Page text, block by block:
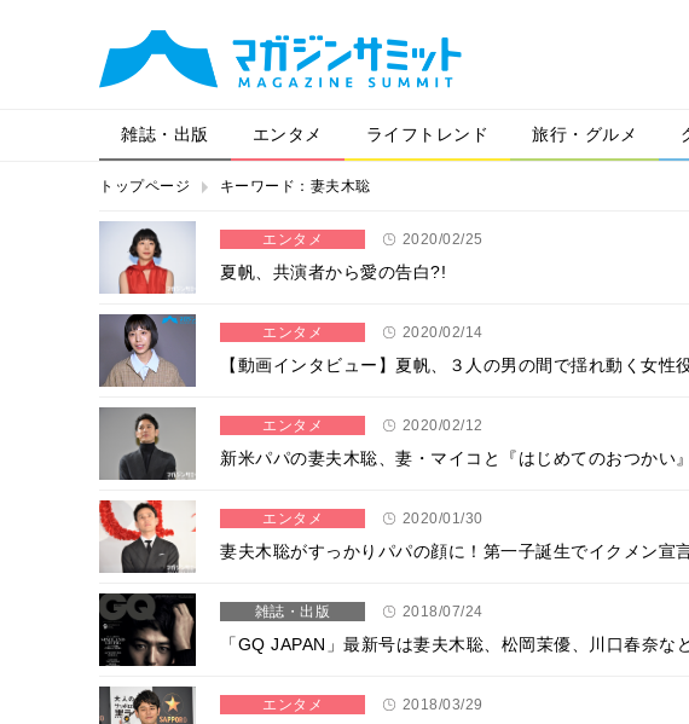
雑誌・出版 エンタメ ライフトレンド 旅行・グルメ
トップページ キーワード：妻夫木聡
エンタメ 2020/02/25
夏帆、共演者から愛の告白?!
エンタメ 2020/02/14
【動画インタビュー】夏帆、３人の男の間で揺れ動く女
エンタメ 2020/02/12
新米パパの妻夫木聡、妻・マイコと『はじめてのおつかい
エンタメ 2020/01/30
妻夫木聡がすっかりパパの顔に！第一子誕生でイクメン宣
雑誌・出版 2018/07/24
「GQ JAPAN」最新号は妻夫木聡、松岡茉優、川口春奈な
エンタメ 2018/03/29